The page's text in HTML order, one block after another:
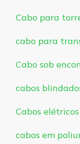
Cabo para
cabo para
Cabo sob
cabos
Cabos elétricos
cabos em